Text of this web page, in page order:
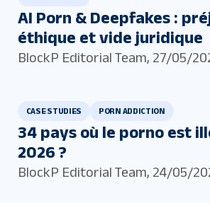
AI Porn & Deepfakes :
éthique et vide juridique
BlockP Editorial Team, 27/05/
CASE STUDIES PORN ADDICTION
34 pays où le porno est
2026 ?
BlockP Editorial Team, 24/05/